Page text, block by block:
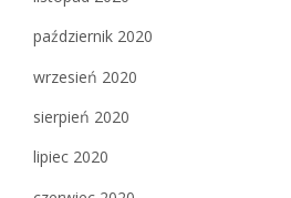
październik 2020
wrzesień 2020
sierpień 2020
lipiec 2020